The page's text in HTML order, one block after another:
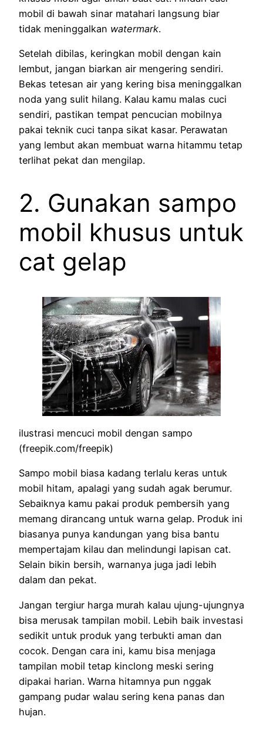
mobil di bawah sinar matahari langsung biar
tidak meninggalkan watermark.
Setelah dibilas, keringkan mobil dengan kain
lembut, jangan biarkan air mengering sendiri.
Bekas tetesan air yang kering bisa meninggalkan
noda yang sulit hilang. Kalau kamu malas cuci
sendiri, pastikan tempat pencucian mobilnya
pakai teknik cuci tanpa sikat kasar. Perawatan
yang lembut akan membuat warna hitammu tetap
terlihat pekat dan mengilap.
2. Gunakan sampo
mobil khusus untuk
cat gelap
ilustrasi mencuci mobil dengan sampo
(freepik.com/freepik)
Sampo mobil biasa kadang terlalu keras untuk
mobil hitam, apalagi yang sudah agak berumur.
Sebaiknya kamu pakai produk pembersih yang
memang dirancang untuk warna gelap. Produk ini
biasanya punya kandungan yang bisa bantu
mempertajam kilau dan melindungi lapisan cat.
Selain bikin bersih, warnanya juga jadi lebih
dalam dan pekat.
Jangan tergiur harga murah kalau ujung-ujungnya
bisa merusak tampilan mobil. Lebih baik investasi
sedikit untuk produk yang terbukti aman dan
cocok. Dengan cara ini, kamu bisa menjaga
tampilan mobil tetap kinclong meski sering
dipakai harian. Warna hitamnya pun nggak
gampang pudar walau sering kena panas dan
hujan.